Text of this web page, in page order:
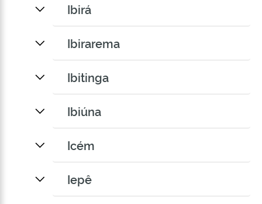
Ibirá
Ibirarema
Ibitinga
Ibiúna
Icém
Iepê